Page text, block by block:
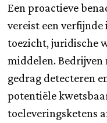
Een proactieve
vereist een
toezicht, juridische
middelen.
gedrag detecteren
potentiële
toeleveringsketens